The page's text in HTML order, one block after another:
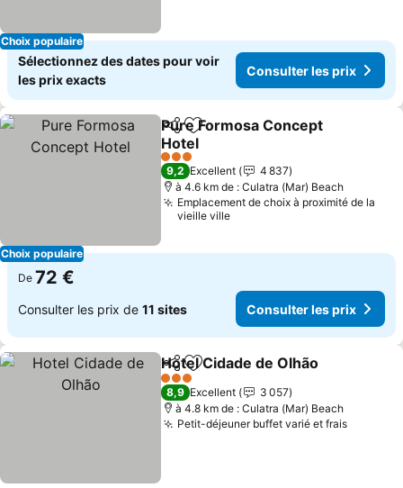
Choix populaire
Sélectionnez des dates pour voir
les prix exacts
Consulter les prix
Choix populaire
PartagerAjouter à mes favoris
Pure Formosa Concept
Hotel
Consulter les prix
3 Étoiles
9,2 Excellent
4 837
à 4.6 km de : Culatra (Mar) Beach
Emplacement de choix à proximité de la
vieille ville
De 72 €
Consulter les prix de 11 sites Consulter les prix
PartagerAjouter à mes favoris
Hotel Cidade de Olhão
3 Étoiles
8,9 Excellent
3 057
à 4.8 km de : Culatra (Mar) Beach
Petit-déjeuner buffet varié et frais